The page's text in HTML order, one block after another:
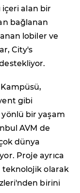
içeri alan bir
bağlanan
lobiler ve
City's
gibi
bir yaşam
AVM de
dünya
Proje ayrıca
teknolojik olarak
birini